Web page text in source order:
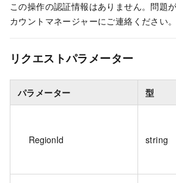
この操作の認証情報はありません。問題
カウントマネージャーにご連絡ください。
リクエストパラメーター
パラメーター 型
RegionId string